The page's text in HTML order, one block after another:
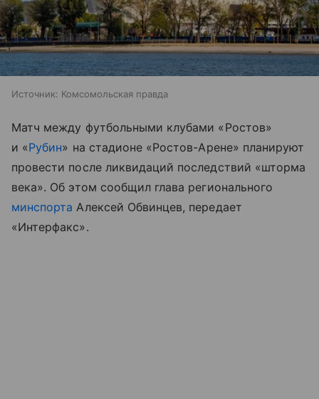
Источник: Комсомольская правда
Матч между футбольными клубами «Ростов»
и «Рубин» на стадионе «Ростов-Арене» планируют
провести после ликвидаций последствий «шторма
века». Об этом сообщил глава регионального
минспорта Алексей Обвинцев, передает
«Интерфакс».